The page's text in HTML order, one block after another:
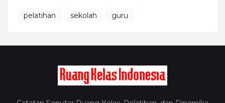
pelatihan sekolah guru